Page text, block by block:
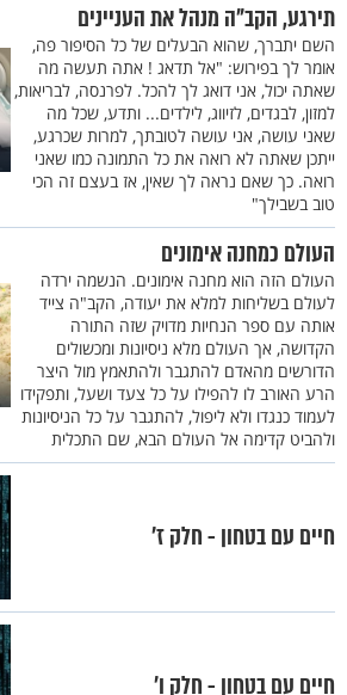
תירגע, הקב"ה מנהל את העניינים
השם יתברך, שהוא הבעלים של כל הסיפור פה,
אומר לך בפירוש: "אל תדאג ! אתה תעשה מה
שאתה יכול, אני דואג לך להכל. לפרנסה, לבריאות,
למזון, לבגדים, לזיווג, לילדים... ותדע, שכל מה
שאני עושה, אני עושה לטובתך, למרות שכרגע,
ייתכן שאתה לא רואה את כל התמונה כמו שאני
רואה. כך שאם נראה לך שאין, אז בעצם זה הכי
טוב בשבילך"
העולם כמחנה אימונים
העולם הזה הוא מחנה אימונים. הנשמה ירדה
לעולם בשליחות למלא את יעודה, הקב"ה צייד
אותה עם ספר הנחיות מדויק שזה התורה
הקדושה, אך העולם מלא ניסיונות ומכשולים
הדורשים מהאדם להתגבר ולהתאמץ מול היצר
הרע האורב לו להפילו על כל צעד ושעל, ותפקידו
לעמוד כנגדו ולא ליפול, להתגבר על כל הניסיונות
ולהביט קדימה אל העולם הבא, שם התכלית
חיים עם בטחון - חלק ז’
חיים עם בטחון - חלק ו’